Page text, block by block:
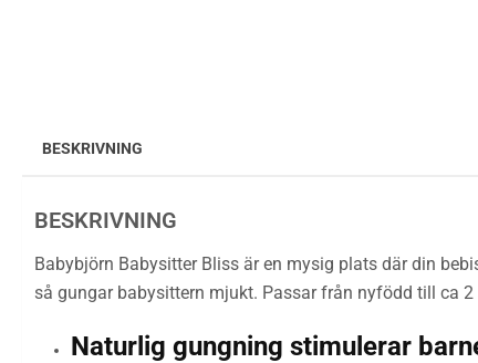
BESKRIVNING
BESKRIVNING
Babybjörn BabysitterBliss är en mysig plats där din
så gungar babysittern mjukt. Passar från nyfödd till ca
Naturlig gungning stimulerar